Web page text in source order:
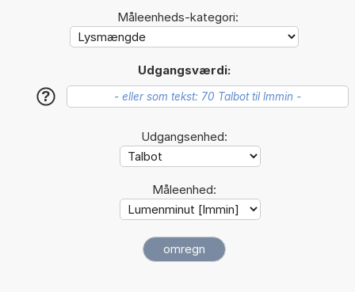
Måleenheds-kategori:
Udgangsværdi:
?
Udgangsenhed:
Måleenhed: